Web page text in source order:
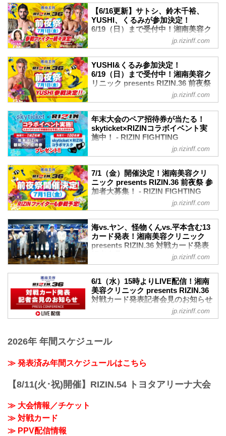
をお願いしております。
下記の...
この番組では、RIZINファイターの堀江圭
功、瀧澤謙太に加え、RIZINガール2021
の福江ななかとあきぴが登場し、湘南美
容クリニック presents RIZIN.36沖縄大会
の見どころを紹介する番組となってい
る。
開催が間近に迫った湘南美容クリニック
pr...
本日、6月27日（月）から7月4日（月）ま
で、くじプラで「湘南美容クリニック
presents RIZIN.36 開催記念ガチャくじ」
がスタート！
超豪華賞品として次回大会『RIZIN.37さ
『RIZIN.36出場全選手サイン入りTシャ
ツ』や『RIZIN.36出場選手サイン入りポ
スター（選手はランダム）』などをご用
その他にも『大会オリジナルステッカー
（対戦カードデザイン）』、『出場選手
デジタルステッカー（ランダム全26
種）』など、いずれかの特典が...
【6/16更新】サトシ、鈴木千裕、
YUSHI、くるみが参加決定！
6/19（日）まで受付中！湘南美容ク
リニック presents RIZIN.36 前夜祭
- RIZIN FIGHTING FEDERATION
オフィシャルサイト
7月1日（金）沖縄県糸満市の首里天楼別
邸にて開催する湘南美容クリニック
presents RIZIN.36の前夜祭に、RIZINフ
ァイターの参加がぞくぞく決定！
い一般参加も可能だ！さらに前夜祭当日
に超強者会員のみが受けられる特典も実
施予定！
前夜祭参加申し込みの締め切りは6月19日
（日）まで！前夜祭に参加して、湘南美
容クリニック presents RIZIN.36を更に楽
しもう！
更新情報
6/16更新
以下の2名が、ゲストで参加決定！
jp.rizinff.com
YUSHI&くるみ参加決定！
6/19（日）まで受付中！湘南美容ク
リニック presents RIZIN.36 前夜祭
- RIZIN FIGHTING FEDERATION
オフィシャルサイト
7月1日（金）沖縄県糸満市の首里天楼別
邸にて開催する湘南美容クリニック
presents RIZIN.36の前夜祭に、RIZINフ
ァイターのYUSHI、RIZINアンバサダーく
るみが参加することが決定したぞ！
い一般参加も可能だ！さらに前夜祭当日
に超強者会員のみが受けられる特典も実
施予定！
前夜祭参加申し込みの締め切りは6月19日
（日）まで！前夜祭に参加して、湘南美
容クリニック presents RIZIN.36を更に楽
しもう！
※「ファンクラブ会員（超...
jp.rizinff.com
年末大会のペア招待券が当たる！
skyticket×RIZINコラボイベント実
施中！ - RIZIN FIGHTING
FEDERATION オフィシャルサイト
presents RIZIN.36 沖縄大会の開催に合わ
せ、skyticketとRIZINのコラボイベントを
実施中！
中から、抽選で1組2名様に年末のRIZIN観
戦ペア招待券をプレゼント！さらに、先
着100名様にskyticket×RIZINのコラボマ
スクをプレゼントするぞ！
是非、この機会にskyticketで沖縄旅行を
予約して、年末大会のペア招待券を手に
入れよう！
skyticket×RIZINコラボイベ...
jp.rizinff.com
7/1（金）開催決定！湘南美容クリ
ニック presents RIZIN.36 前夜祭 参
加者大募集！ - RIZIN FIGHTING
FEDERATION オフィシャルサイト
邸にて、湘南美容クリニック presents
RIZIN.36の前夜祭を開催することが決
定！さらに、ファンクラブ会員（超強者/
強者）の中から抽選で30名様を公開計量
また前夜祭にはRIZINファイターやゲスト
も参加予定！（※参加するRIZINファイタ
ー・ゲストは決定次第、告知いたしま
す。）
沖縄大会を現地で観戦する方、沖縄在住
の方は是非この前夜祭に参加し、RIZINフ
湘南美容クリニック present...
jp.rizinff.com
海vs.ヤン、怪物くんvs.平本含む13
カード発表！湘南美容クリニック
presents RIZIN.36 対戦カード発表
記者会見 - RIZIN FIGHTING
FEDERATION オフィシャルサイト
6月1日（水）沖縄アリーナにて、湘南美
容クリニック presents RIZIN.36の対戦カ
ード発表記者会見が行われた。
会見には榊原信行CEOと、今回の
RIZIN.36へ参戦が決定した朝倉海、鈴木
海vs.ヤン、怪物くんvs.平本など13カー
選手が登壇すると、榊原CEOより
に今大会への参戦が発表されていた朝倉
jp.rizinff.com
6/1（水）15時よりLIVE配信！湘南
美容クリニック presents RIZIN.36
対戦カード発表記者会見のお知らせ
- RIZIN FIGHTING FEDERATION
オフィシャルサイト
ック presents RIZIN.36の対戦カード発表
会見の様子はYouTubeでLIVE配信され
記者会見の様子はライブ配信でチェック
しよう！
jp.rizinff.com
2026年 年間スケジュール
≫ 発表済み年間スケジュールはこちら
【8/11(火･祝)開催】RIZIN.54 トヨタアリーナ大会
≫ 大会情報／チケット
≫ 対戦カード
≫ PPV配信情報